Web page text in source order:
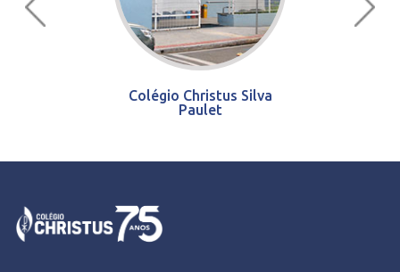
Colégio Christus Silva
Paulet